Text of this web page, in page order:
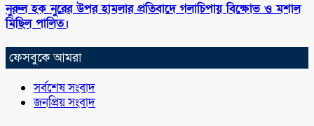
নুরুল হক নুরের উপর হামলার প্রতিবাদে গলাচিপায় বিক্ষোভ ও মশাল
মিছিল পালিত।
ফেসবুকে আমরা
সর্বশেষ সংবাদ
জনপ্রিয় সংবাদ